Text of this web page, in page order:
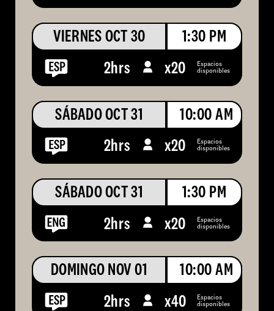
VIERNES OCT 30
1:30 PM
2hrs
x20 Espacios
disponibles
SÁBADO OCT 31
10:00 AM
2hrs
x20 Espacios
disponibles
SÁBADO OCT 31
1:30 PM
2hrs
x20 Espacios
disponibles
DOMINGO NOV 01
10:00 AM
2hrs
x40 Espacios
disponibles